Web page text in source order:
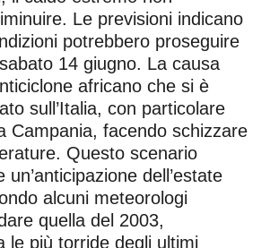
Le previsioni indicano
potrebbero proseguire
14 giugno. La causa
africano che si è
sull’Italia, con particolare
Campania, facendo schizzare
Questo scenario
dell’estate
alcuni meteorologi
quella del 2003,
le più torride degli ultimi